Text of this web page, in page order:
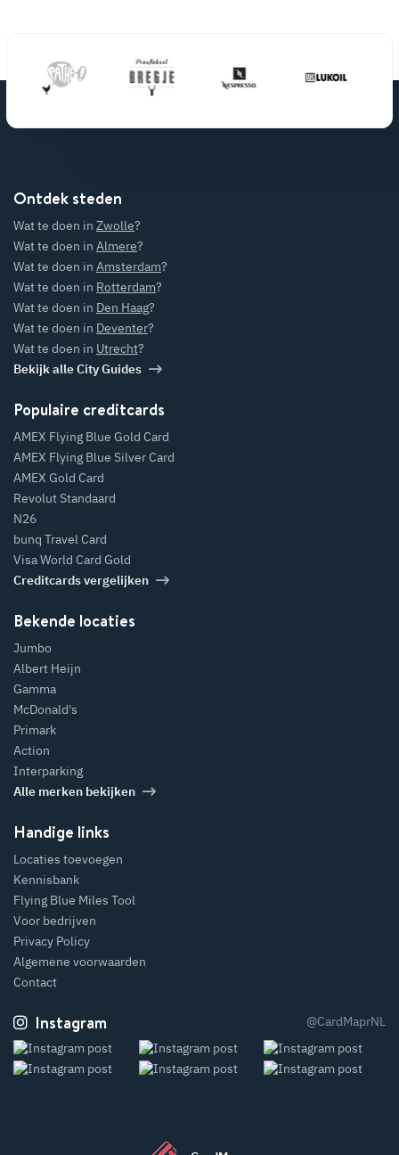
Ontdek steden
Wat te doen in Zwolle?
Wat te doen in Almere?
Wat te doen in Amsterdam?
Wat te doen in Rotterdam?
Wat te doen in Den Haag?
Wat te doen in Deventer?
Wat te doen in Utrecht?
Bekijk alle City Guides
Populaire creditcards
AMEX Flying Blue Gold Card
AMEX Flying Blue Silver Card
AMEX Gold Card
Revolut Standaard
N26
bunq Travel Card
Visa World Card Gold
Creditcards vergelijken
Bekende locaties
Jumbo
Albert Heijn
Gamma
McDonald's
Primark
Action
Interparking
Alle merken bekijken
Handige links
Locaties toevoegen
Kennisbank
Flying Blue Miles Tool
Voor bedrijven
Privacy Policy
Algemene voorwaarden
Contact
Instagram @CardMaprNL